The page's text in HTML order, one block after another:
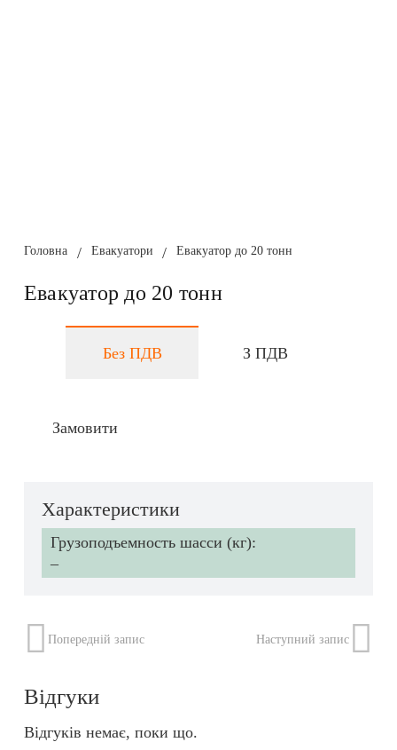
Головна / Евакуатори / Евакуатор до 20 тонн
Евакуатор до 20 тонн
Без ПДВ З ПДВ
Замовити
Характеристики
Грузоподъемность шасси (кг):
–
Попередній запис Наступний запис
Відгуки
Відгуків немає, поки що.